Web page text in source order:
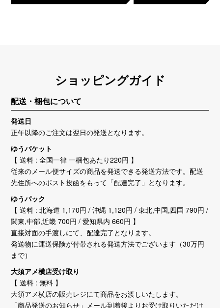
ショッピングガイド
配送・梱包について
発送日
正午以降のご注文は翌日の発送となります。
ゆうパケット
【 送料 : 全国一律 一梱包あたり220円 】
従来のメール便サイズの商品を発送できる発送方法です。配送
先住所へのポスト投函をもって「配達完了」となります。
ゆうパック
【 送料 : 北海道 1,170円 / 沖縄 1,120円 / 東北,中国,四国 790円 /
関東,中部,近畿 700円 / 愛知県内 660円 】
直接対面の手渡しにて、配達完了となります。
発送物に運送保険が付帯される発送方法でございます（30万円
まで）
大須アメ横店受け取り
【 送料 : 無料 】
大須アメ横店の販売レジにて商品をお渡しいたします。
「商品発送のお知らせ」メール到着後よりお受け取りいただけ